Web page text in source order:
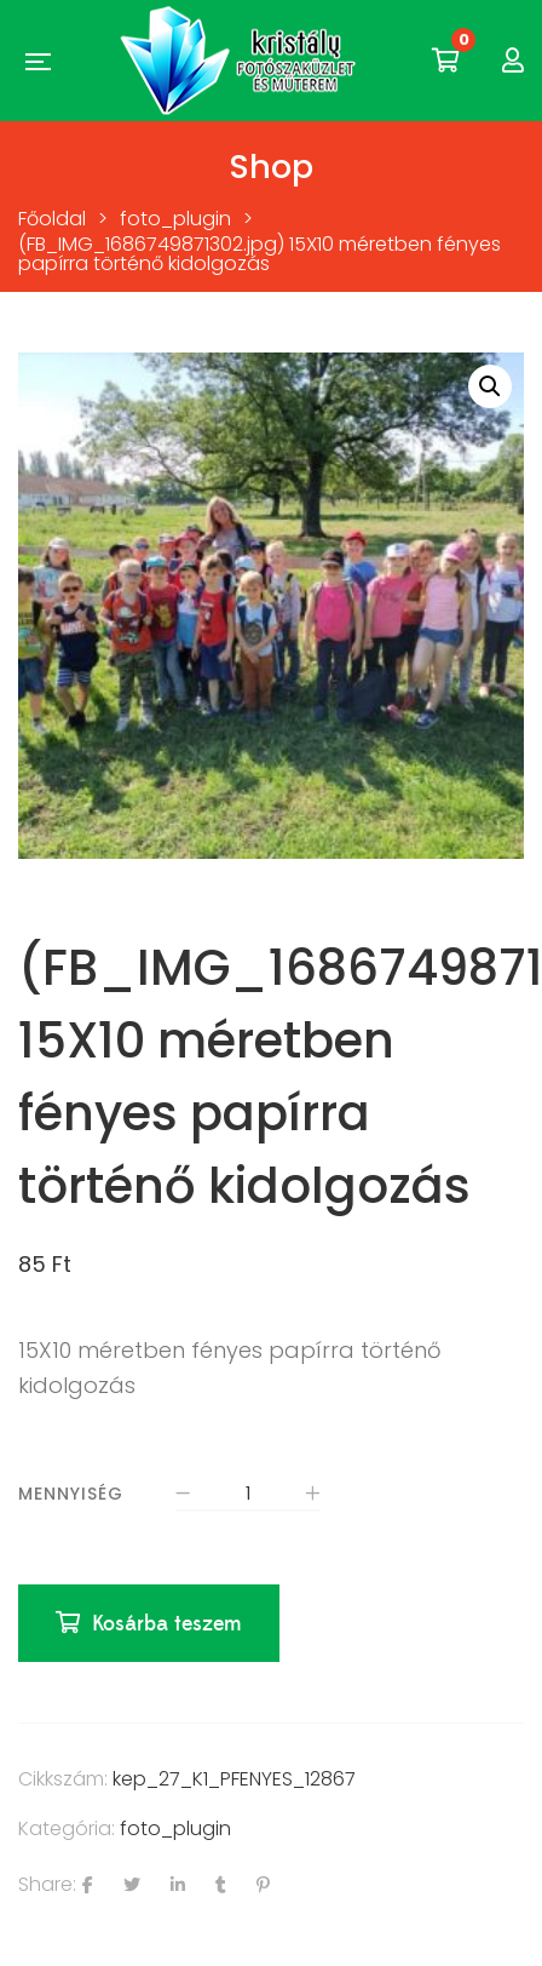
0
Shop
Főoldal > foto_plugin >
(FB_IMG_1686749871302.jpg) 15X10 méretben fényes
papírra történő kidolgozás
15X10 méretben
fényes papírra
történő kidolgozás
85 Ft
15X10 méretben fényes papírra történő
kidolgozás
MENNYISÉG
Kosárba teszem
Cikkszám: kep_27_K1_PFENYES_12867
Kategória: foto_plugin
Share: